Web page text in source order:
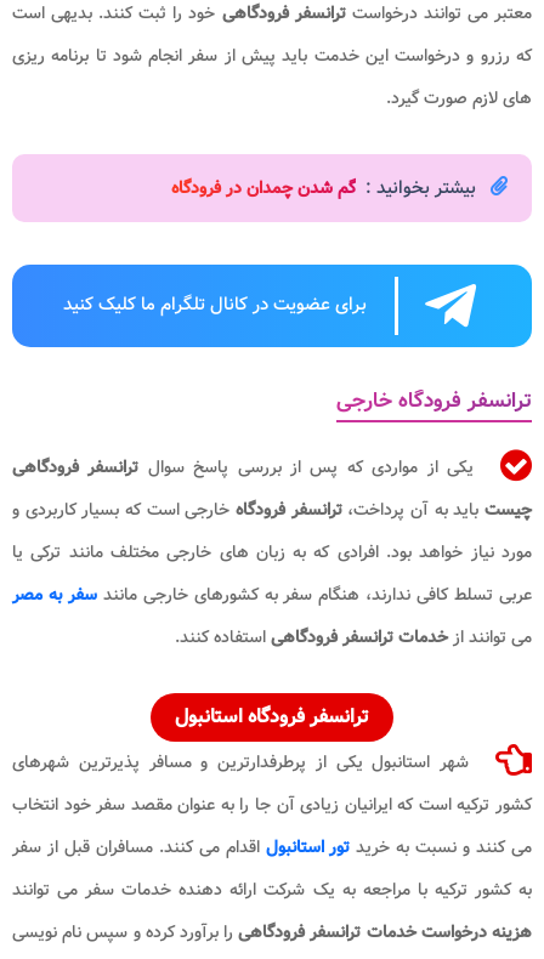
معتبر می توانند درخواستترانسفر فرودگاهی خود را ثبت کنند. بدیهی است
که رزرو و درخواست این خدمت باید پیش از سفر انجام شود تا برنامه ریزی
های لازم صورت گیرد.
بیشتر بخوانید : گم شدن چمدان در فرودگاه
برای عضویت در کانال تلگرام ما کلیک کنید
ترانسفر فرودگاه خارجی
یکی از مواردی که پس از بررسی پاسخ سوال ترانسفر فرودگاهی
چیستباید به آن پرداخت،ترانسفر فرودگاه خارجی است که بسیار کاربردی و
مورد نیاز خواهد بود. افرادی که به زبان های خارجی مختلف مانند ترکی یا
عربی تسلط کافی ندارند، هنگام سفر به کشورهای خارجی مانندسفر به مصر
می توانند ازخدماتترانسفر فرودگاهیاستفاده کنند.
ترانسفر فرودگاهاستانبول
شهر استانبول یکی از پرطرفدارترین و مسافر پذیرترین شهرهای
کشور ترکیه است که ایرانیان زیادی آن جا را به عنوان مقصد سفر خود انتخاب
می کنند و نسبت به خرید تور استانبول اقدام می کنند. مسافران قبل از سفر
به کشور ترکیه با مراجعه به یک شرکت ارائه دهنده خدمات سفر می توانند
هزینه درخواست خدمات​ ترانسفر فرودگاهیرا برآورد کرده و سپس نام نویسی